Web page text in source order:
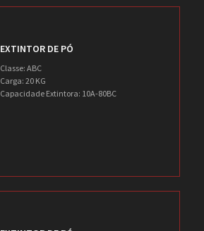
EXTINTOR DE PÓ
Classe: ABC
Carga: 20 KG
Capacidade Extintora: 10A-80BC